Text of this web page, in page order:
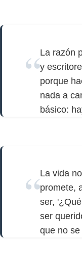
La razón
y
porque
nada a
básico:
La vida
promete,
ser,
ser
que no